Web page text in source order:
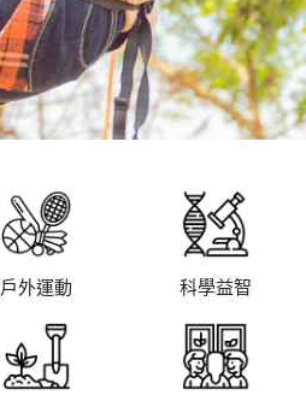
戶外運動 科學益智